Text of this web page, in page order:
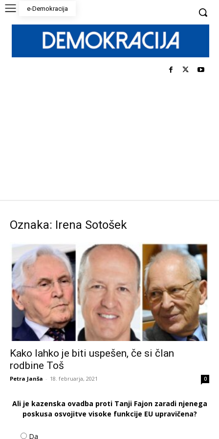
e-Demokracija
Oznaka: Irena Sotošek
Kako lahko je biti uspešen, če si član
rodbine Toš
Petra Janša - 18. februarja, 2021 0
Ali je kazenska ovadba proti Tanji Fajon zaradi njenega
poskusa osvojitve visoke funkcije EU upravičena?
Da